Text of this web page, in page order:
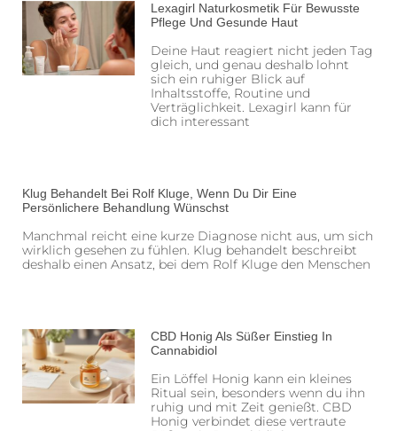
Lexagirl Naturkosmetik Für Bewusste
Pflege Und Gesunde Haut
Deine Haut reagiert nicht jeden Tag
gleich, und genau deshalb lohnt
sich ein ruhiger Blick auf
Inhaltsstoffe, Routine und
Verträglichkeit. Lexagirl kann für
dich interessant
Klug Behandelt Bei Rolf Kluge, Wenn Du Dir Eine
Persönlichere Behandlung Wünschst
Manchmal reicht eine kurze Diagnose nicht aus, um sich
wirklich gesehen zu fühlen. Klug behandelt beschreibt
deshalb einen Ansatz, bei dem Rolf Kluge den Menschen
CBD Honig Als Süßer Einstieg In
Cannabidiol
Ein Löffel Honig kann ein kleines
Ritual sein, besonders wenn du ihn
ruhig und mit Zeit genießt. CBD
Honig verbindet diese vertraute